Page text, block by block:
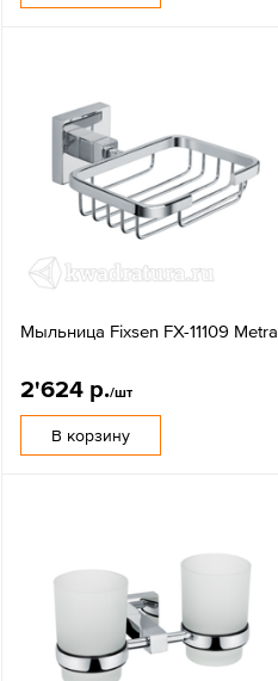
Мыльница Fixsen FX-11109 Metra
2'624 р./шт
В корзину